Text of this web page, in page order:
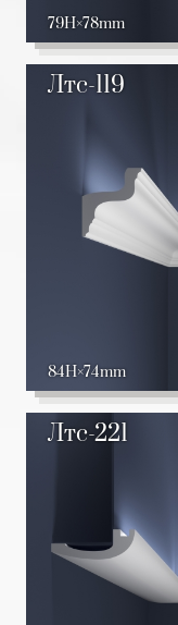
79H 78mm
Лтс-119
84H 74mm
Лтс-221